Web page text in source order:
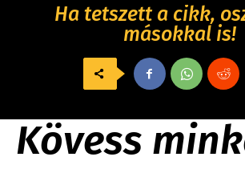
Ha tetszett a cikk,
másokkal is!
Kövess